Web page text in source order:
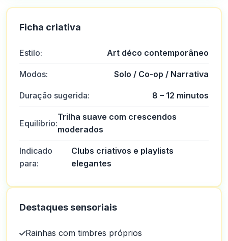
Ficha criativa
Estilo: Art déco contemporâneo
Modos: Solo / Co-op / Narrativa
Duração sugerida: 8 – 12 minutos
Equilíbrio:
Trilha suave com crescendos
moderados
Indicado
para:
Clubs criativos e playlists
elegantes
Destaques sensoriais
Rainhas com timbres próprios